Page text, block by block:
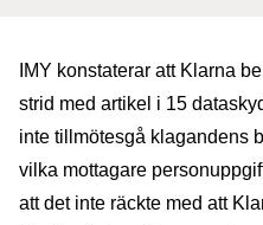
IMY konstaterar att Klarna
strid med artikel i 15
inte tillmötesgå klagandens
vilka mottagare
att det inte räckte med att